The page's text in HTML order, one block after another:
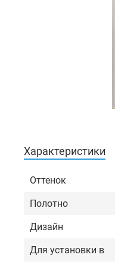
Характеристики
Оттенок
Полотно
Дизайн
Для установки в